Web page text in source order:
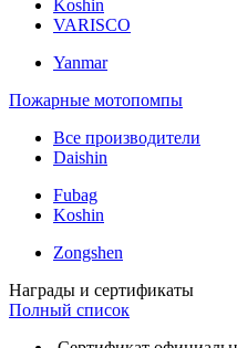
Koshin
VARISCO
Yanmar
Пожарные мотопомпы
Все производители
Daishin
Fubag
Koshin
Zongshen
Награды и сертификаты
Полный список